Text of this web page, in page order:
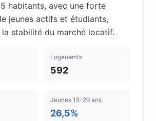
habitants, avec une forte
jeunes actifs et étudiants,
stabilité du marché locatif.
Logements
592
Jeunes 15-29 ans
26,5%